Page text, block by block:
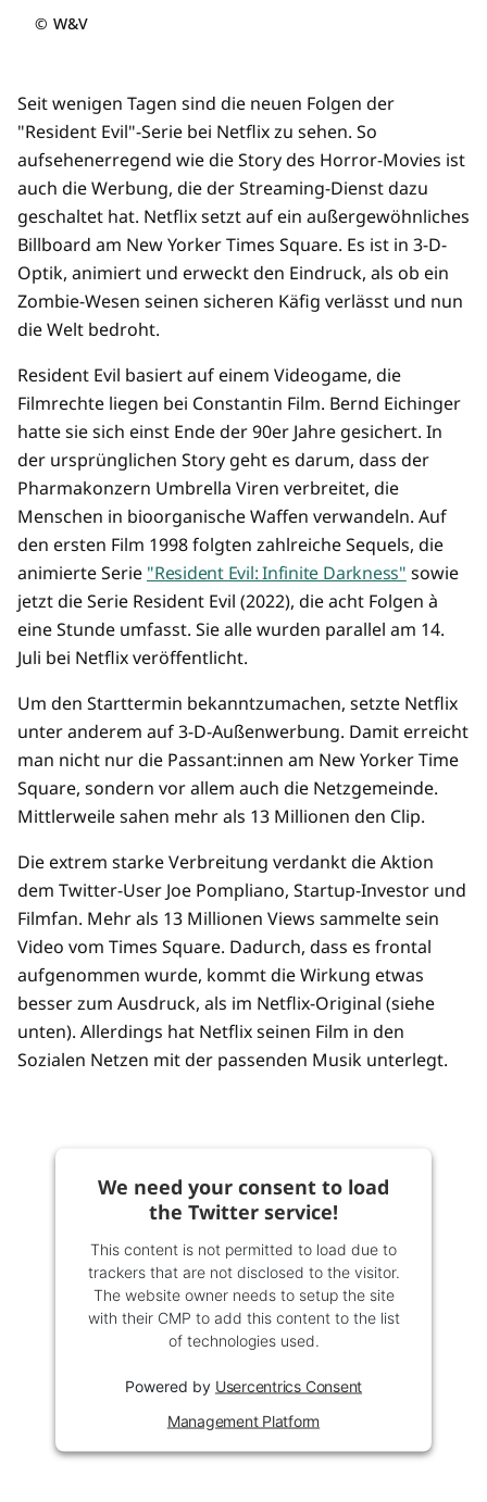
© W&V
Seit wenigen Tagen sind die neuen Folgen der
"Resident Evil"-Serie bei Netflix zu sehen. So
aufsehenerregend wie die Story des Horror-Movies ist
auch die Werbung, die der Streaming-Dienst dazu
geschaltet hat. Netflix setzt auf ein außergewöhnliches
Billboard am New Yorker Times Square. Es ist in 3-D-
Optik, animiert und erweckt den Eindruck, als ob ein
Zombie-Wesen seinen sicheren Käfig verlässt und nun
die Welt bedroht.
Resident Evil basiert auf einem Videogame, die
Filmrechte liegen bei Constantin Film. Bernd Eichinger
hatte sie sich einst Ende der 90er Jahre gesichert. In
der ursprünglichen Story geht es darum, dass der
Pharmakonzern Umbrella Viren verbreitet, die
Menschen in bioorganische Waffen verwandeln. Auf
den ersten Film 1998 folgten zahlreiche Sequels, die
animierte Serie "Resident Evil: Infinite Darkness" sowie
jetzt die Serie Resident Evil (2022), die acht Folgen à
eine Stunde umfasst. Sie alle wurden parallel am 14.
Juli bei Netflix veröffentlicht.
Um den Starttermin bekanntzumachen, setzte Netflix
unter anderem auf 3-D-Außenwerbung. Damit erreicht
man nicht nur die Passant:innen am New Yorker Time
Square, sondern vor allem auch die Netzgemeinde.
Mittlerweile sahen mehr als 13 Millionen den Clip.
Die extrem starke Verbreitung verdankt die Aktion
dem Twitter-User Joe Pompliano, Startup-Investor und
Filmfan. Mehr als 13 Millionen Views sammelte sein
Video vom Times Square. Dadurch, dass es frontal
aufgenommen wurde, kommt die Wirkung etwas
besser zum Ausdruck, als im Netflix-Original (siehe
unten). Allerdings hat Netflix seinen Film in den
Sozialen Netzen mit der passenden Musik unterlegt.
We need your consent to load
the Twitter service!
This content is not permitted to load due to
trackers that are not disclosed to the visitor.
The website owner needs to setup the site
with their CMP to add this content to the list
of technologies used.
Powered by Usercentrics Consent
Management Platform